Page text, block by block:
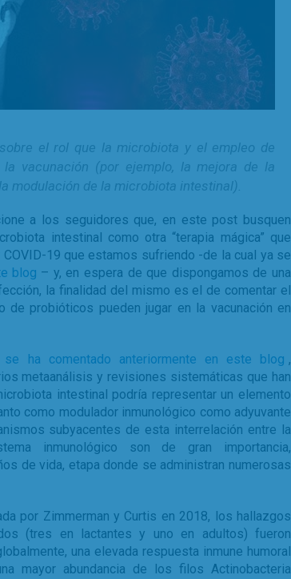
el rol que la microbiota y el empleo de
vacunación (por ejemplo, la mejora de la
modulación de la microbiota intestinal).
a los seguidores que, en este post busquen
intestinal como otra “terapia mágica” que
19 que estamos sufriendo -de la cual ya se
blog – y, en espera de que dispongamos de una
la finalidad del mismo es el de comentar el
probióticos pueden jugar en la vacunación en
se ha comentado anteriormente en este blog ,
metaanálisis y revisiones sistemáticas que han
intestinal podría representar un elemento
como modulador inmunológico como adyuvante
subyacentes de esta interrelación entre la
inmunológico son de gran importancia,
de vida, etapa donde se administran numerosas
por Zimmerman y Curtis en 2018, los hallazgos
(tres en lactantes y uno en adultos) fueron
una elevada respuesta inmune humoral
mayor abundancia de los filos Actinobacteria